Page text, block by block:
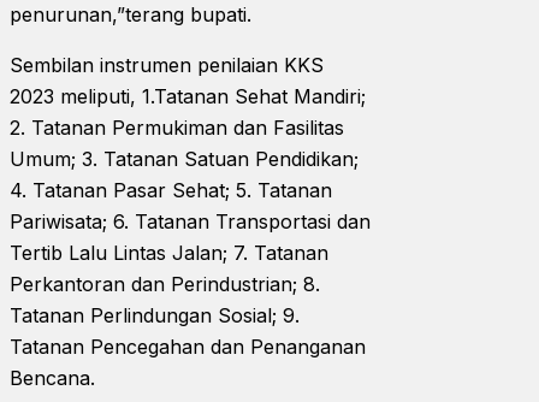
penurunan,”terang bupati.
Sembilan instrumen penilaian KKS
2023 meliputi, 1.Tatanan Sehat Mandiri;
2. Tatanan Permukiman dan Fasilitas
Umum; 3. Tatanan Satuan Pendidikan;
4. Tatanan Pasar Sehat; 5. Tatanan
Pariwisata; 6. Tatanan Transportasi dan
Tertib Lalu Lintas Jalan; 7. Tatanan
Perkantoran dan Perindustrian; 8.
Tatanan Perlindungan Sosial; 9.
Tatanan Pencegahan dan Penanganan
Bencana.